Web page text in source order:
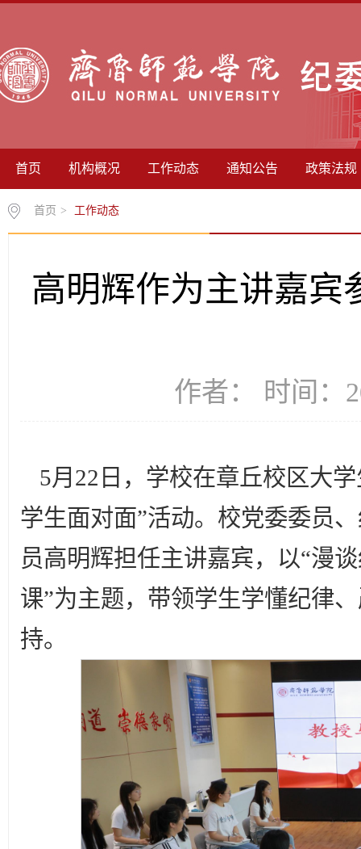
首页 机构概况 工作动态 通知公告 政策法规
首页 > 工作动态
高明辉作为主讲嘉宾
作者： 时间：
5月22日，学校在章丘校区大
学生面对面”活动。校党委委员
员高明辉担任主讲嘉宾，以“漫
课”为主题，带领学生学懂纪律
持。